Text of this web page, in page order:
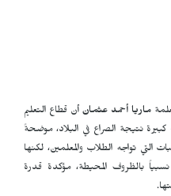
ماريا أحمد عثمان أن قطاع التعليم
نتيجة الصراع في البلاد، موضحةً
التي تواجه الطلاب والمعلمين، لكنها
بالظروف المحيطة، مؤكدة قدرة